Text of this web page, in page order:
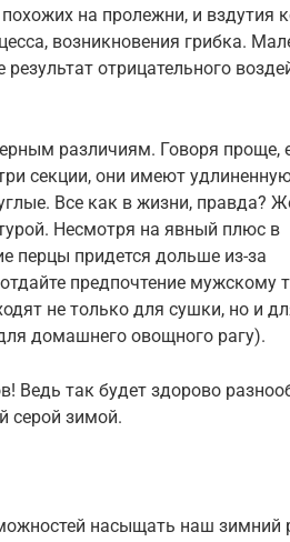
на пролежни, и вздутия
возникновения грибка.
отрицательного
различиям. Говоря проще,
секции, они имеют
Все как в жизни, правда?
Несмотря на явный плюс в
перцы придется дольше из-за
предпочтение мужскому
не только для сушки, но и
домашнего овощного рагу).
Ведь так будет здорово
серой зимой.
насыщать наш зимний